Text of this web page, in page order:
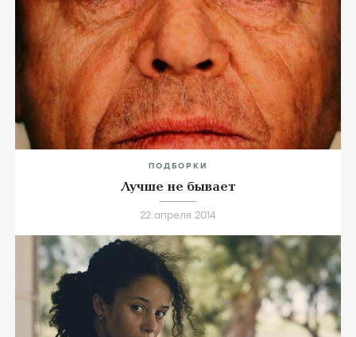
ПОДБОРКИ
Лучше не бывает
22 апреля 2014